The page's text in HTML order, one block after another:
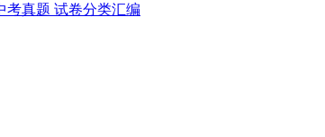
考真题 试卷分类汇编